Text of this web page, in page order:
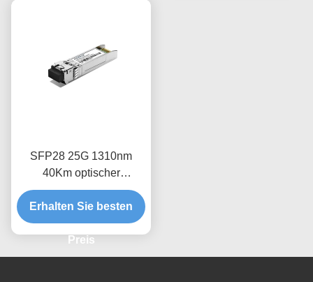
SFP28 25G 1310nm
40Km optischer
Empfängermodul
Erhalten Sie besten
Preis